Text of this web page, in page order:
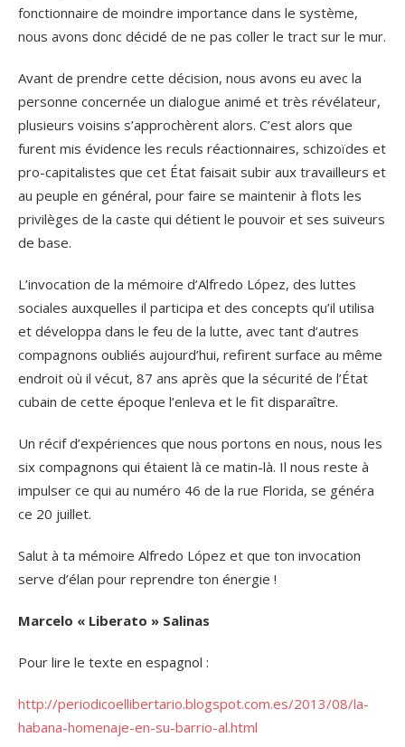
fonctionnaire de moindre importance dans le système,
nous avons donc décidé de ne pas coller le tract sur le mur.
Avant de prendre cette décision, nous avons eu avec la
personne concernée un dialogue animé et très révélateur,
plusieurs voisins s’approchèrent alors. C’est alors que
furent mis évidence les reculs réactionnaires, schizoïdes et
pro-capitalistes que cet État faisait subir aux travailleurs et
au peuple en général, pour faire se maintenir à flots les
privilèges de la caste qui détient le pouvoir et ses suiveurs
de base.
L’invocation de la mémoire d’Alfredo López, des luttes
sociales auxquelles il participa et des concepts qu’il utilisa
et développa dans le feu de la lutte, avec tant d’autres
compagnons oubliés aujourd’hui, refirent surface au même
endroit où il vécut, 87 ans après que la sécurité de l’État
cubain de cette époque l’enleva et le fit disparaître.
Un récif d’expériences que nous portons en nous, nous les
six compagnons qui étaient là ce matin-là. Il nous reste à
impulser ce qui au numéro 46 de la rue Florida, se généra
ce 20 juillet.
Salut à ta mémoire Alfredo López et que ton invocation
serve d’élan pour reprendre ton énergie !
Marcelo « Liberato » Salinas
Pour lire le texte en espagnol :
http://periodicoellibertario.blogspot.com.es/2013/08/la-
habana-homenaje-en-su-barrio-al.html